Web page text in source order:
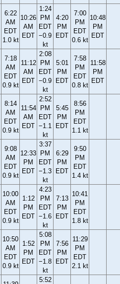
6:22
AM
EDT
1.0 kt
10:26
AM
EDT
1:24
PM
EDT
−0.9
kt
4:20
PM
EDT
7:00
PM
EDT
0.6 kt
10:48
PM
EDT
7:18
AM
EDT
0.9 kt
11:12
AM
EDT
2:08
PM
EDT
−0.9
kt
5:01
PM
EDT
7:58
PM
EDT
0.8 kt
11:58
PM
EDT
8:14
AM
EDT
0.9 kt
11:54
AM
EDT
2:52
PM
EDT
−1.1
kt
5:45
PM
EDT
8:56
PM
EDT
1.1 kt
9:08
AM
EDT
0.9 kt
12:33
PM
EDT
3:37
PM
EDT
−1.3
kt
6:29
PM
EDT
9:50
PM
EDT
1.4 kt
10:00
AM
EDT
0.9 kt
1:12
PM
EDT
4:23
PM
EDT
−1.6
kt
7:13
PM
EDT
10:41
PM
EDT
1.8 kt
10:50
AM
EDT
0.9 kt
1:52
PM
EDT
5:08
PM
EDT
−1.8
kt
7:56
PM
EDT
11:29
PM
EDT
2.1 kt
5:52